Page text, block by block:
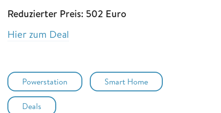
Reduzierter Preis: 502 Euro
Hier zum Deal
Powerstation Smart Home
Deals